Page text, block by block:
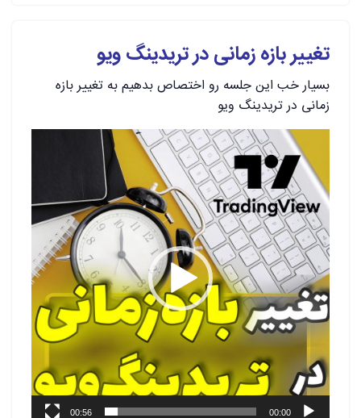
تغییر بازه زمانی در تریدینگ ویو
بسیار خب این جلسه رو اختصاص بدهیم به تغییر بازه
زمانی در تریدینگ ویو
نمایشگر
ویدیو
00:00
00:56